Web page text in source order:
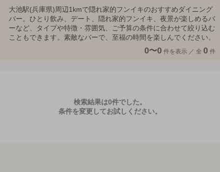
大池駅(兵庫県)周辺1kmで隠れ家的フンイキのおすすめダイニング
バー。ひとり飲み、デート、隠れ家的フンイキ、夜景が楽しめるバ
ーなど、タイプや特徴・雰囲気、ご予算の条件に合わせて絞り込む
こともできます。素敵なバーで、至福の時間を楽しんでください。
0〜0 件を表示 ／ 全 0 件
検索結果は0件でした。
条件を変更してお試しください。